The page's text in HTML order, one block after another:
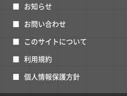
お知らせ
お問い合わせ
このサイトについて
利用規約
個人情報保護方針